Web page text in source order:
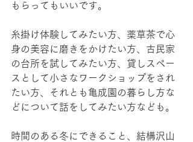
もらってもいいです。
糸掛け体験してみたい方、薬草茶で心
身の美容に磨きをかけたい方、古民家
の台所を試してみたい方、貸しスペー
スとして小さなワークショップをされ
たい方、それとも亀成園の暮らし方な
どについて話をしてみたい方なども。
時間のある冬にできること、結構沢山